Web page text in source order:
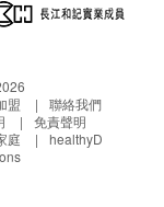
盟
聯絡我們
免責聲明
庭
healthyD